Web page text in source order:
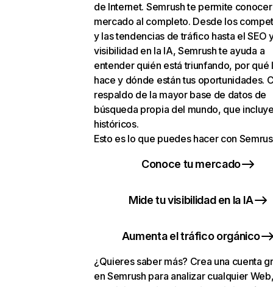
de Internet. Semrush te permite
mercado al completo. Desde los
y las tendencias de tráfico hasta el SEO
visibilidad en la IA, Semrush te ayuda a
entender quién está triunfando, por qué
hace y dónde están tus oportunidades.
respaldo de la mayor base de datos de
búsqueda propia del mundo, que
históricos.
Esto es lo que puedes hacer con
Conoce tu mercado
Mide tu visibilidad en la IA
Aumenta el tráfico orgánico
¿Quieres saber más? Crea una cuenta
en Semrush para analizar cualquier